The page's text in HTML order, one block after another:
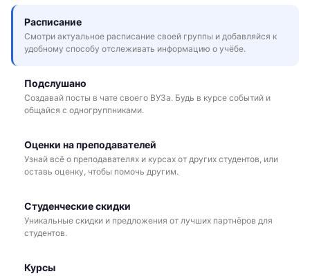
Расписание
Смотри актуальное расписание своей группы и добавляйся к
удобному способу отслеживать информацию о учёбе.
Подслушано
Создавай посты в чате своего ВУЗа. Будь в курсе событий и
общайся с одногруппниками.
Оценки на преподавателей
Узнай всё о преподавателях и курсах от других студентов, или
оставь оценку, чтобы помочь другим.
Студенческие скидки
Уникальные скидки и предложения от лучших партнёров для
студентов.
Курсы